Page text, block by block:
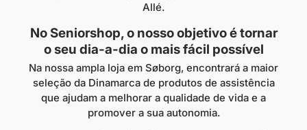
Allé.
No Seniorshop, o nosso objetivo é tornar
o seu dia-a-dia o mais fácil possível
Na nossa ampla loja em Søborg, encontrará a maior
seleção da Dinamarca de produtos de assistência
que ajudam a melhorar a qualidade de vida e a
promover a sua autonomia.